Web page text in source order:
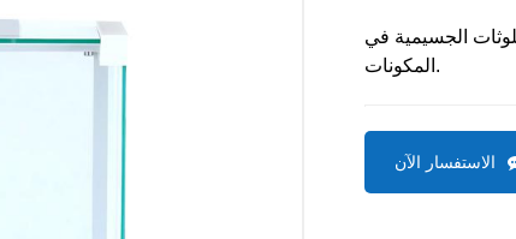
الجسيمية في
المكونات.
الاستفسار الآن